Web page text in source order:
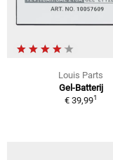
Louis Parts
Gel-Batterij
€ 39,991